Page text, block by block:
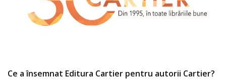
Ce a însemnat Editura Cartier pentru autorii Cartier?